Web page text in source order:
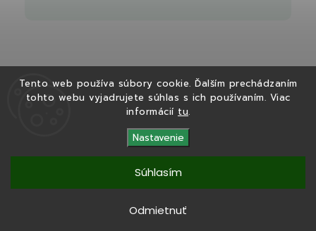
Tento web používa súbory cookie. Ďalším prechádzaním
tohto webu vyjadrujete súhlas s ich používaním. Viac
informácií tu.
Nastavenie
Odmietnuť
Súhlasím
Copyright 2026Naturfyt.sk. Všetky práva vyhradené.
| Design